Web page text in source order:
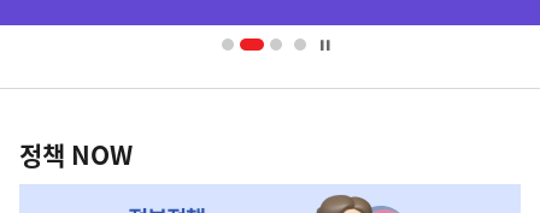
영
책
NOW,
정책 NOW